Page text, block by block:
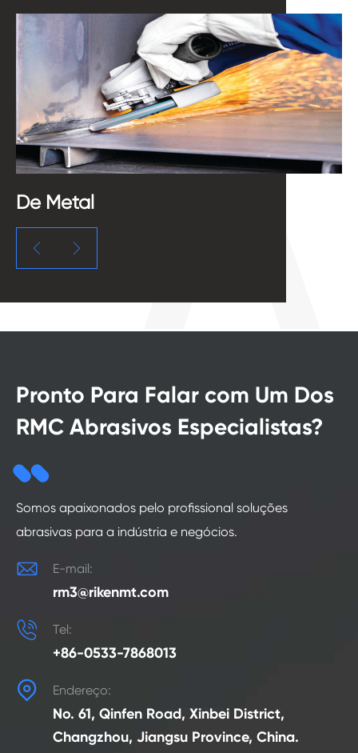
De Metal
 
Pronto Para Falar com Um Dos
RMC Abrasivos Especialistas?
Somos apaixonados pelo profissional soluções
abrasivas para a indústria e negócios.
 E-mail:
rm3@rikenmt.com
 Tel:
+86-0533-7868013
 Endereço:
No. 61, Qinfen Road, Xinbei District,
Changzhou, Jiangsu Province, China.